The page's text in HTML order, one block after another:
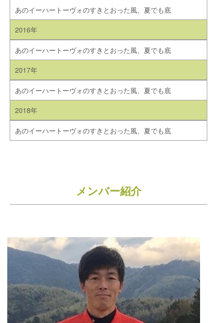
あのイーハートーヴォのすきとおった風、夏でも底
2016年
あのイーハートーヴォのすきとおった風、夏でも底
2017年
あのイーハートーヴォのすきとおった風、夏でも底
2018年
あのイーハートーヴォのすきとおった風、夏でも底
メンバー紹介